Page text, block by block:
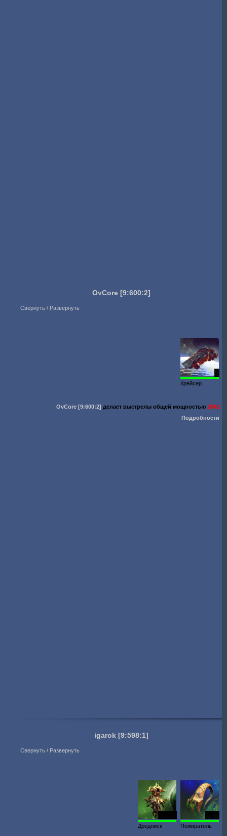
OvCore [9:600:2]
Свернуть / Развернуть
Крейсер
OvCore [9:600:2] делает выстрелы общей мощностью2842
Подробности
igarok [9:598:1]
Свернуть / Развернуть
Дредлиск
Пожиратель